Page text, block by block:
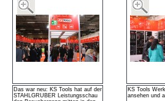
Das war neu: KS Tools hat auf der
STAHLGRUBER Leistungsschau
KS Tools
ansehen und